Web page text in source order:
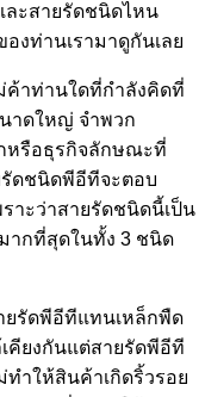
ละสายรัดชนิดไหน
งท่านเรามาดูกันเลย
ค้าท่านใดที่กำลังคิดที่
าดใหญ่ จำพวก
หรือธุรกิจลักษณะที่
ดชนิดพีอีทีจะตอบ
าะว่าสายรัดชนิดนี้เป็น
ากที่สุดในทั้ง 3 ชนิด
ยรัดพีอีทีแทนเหล็กพืด
คียงกันแต่สายรัดพีอีที
ทำให้สินค้าเกิดริ้วรอย